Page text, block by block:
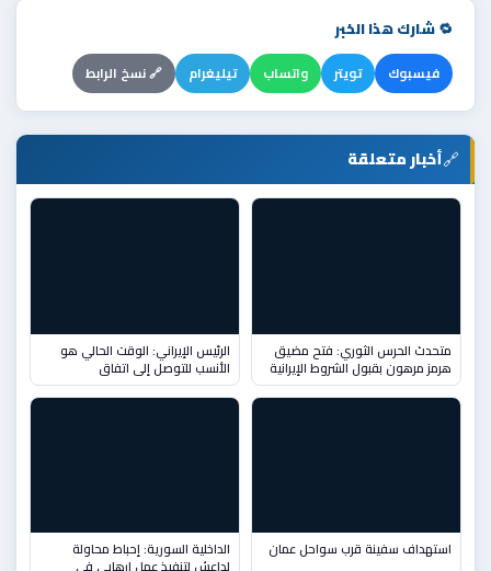
🔁 شارك هذا الخبر
فيسبوك تويتر واتساب تيليغرام 🔗 نسخ الرابط
🔗أخبار متعلقة
متحدث الحرس الثوري: فتح مضيق
هرمز مرهون بقبول الشروط الإيرانية
الرئيس الإيراني: الوقت الحالي هو
الأنسب للتوصل إلى اتفاق
استهداف سفينة قرب سواحل عمان الداخلية السورية: إحباط محاولة